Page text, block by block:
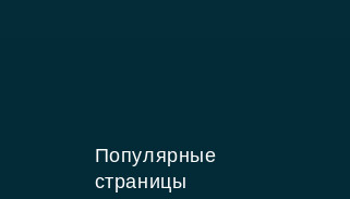
Популярные
страницы